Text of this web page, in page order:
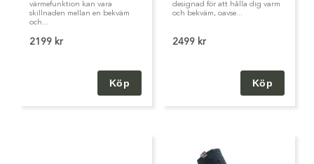
värmefunktion kan vara
skillnaden mellan en bekväm
och...
2199 kr
designad för att hålla dig varm
och bekväm, oavse...
2499 kr